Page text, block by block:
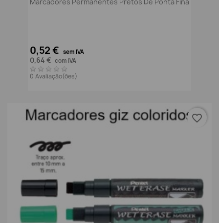
0,52 € sem IVA
0,64 € com IVA
0 Avaliação(ões)
favorite_border